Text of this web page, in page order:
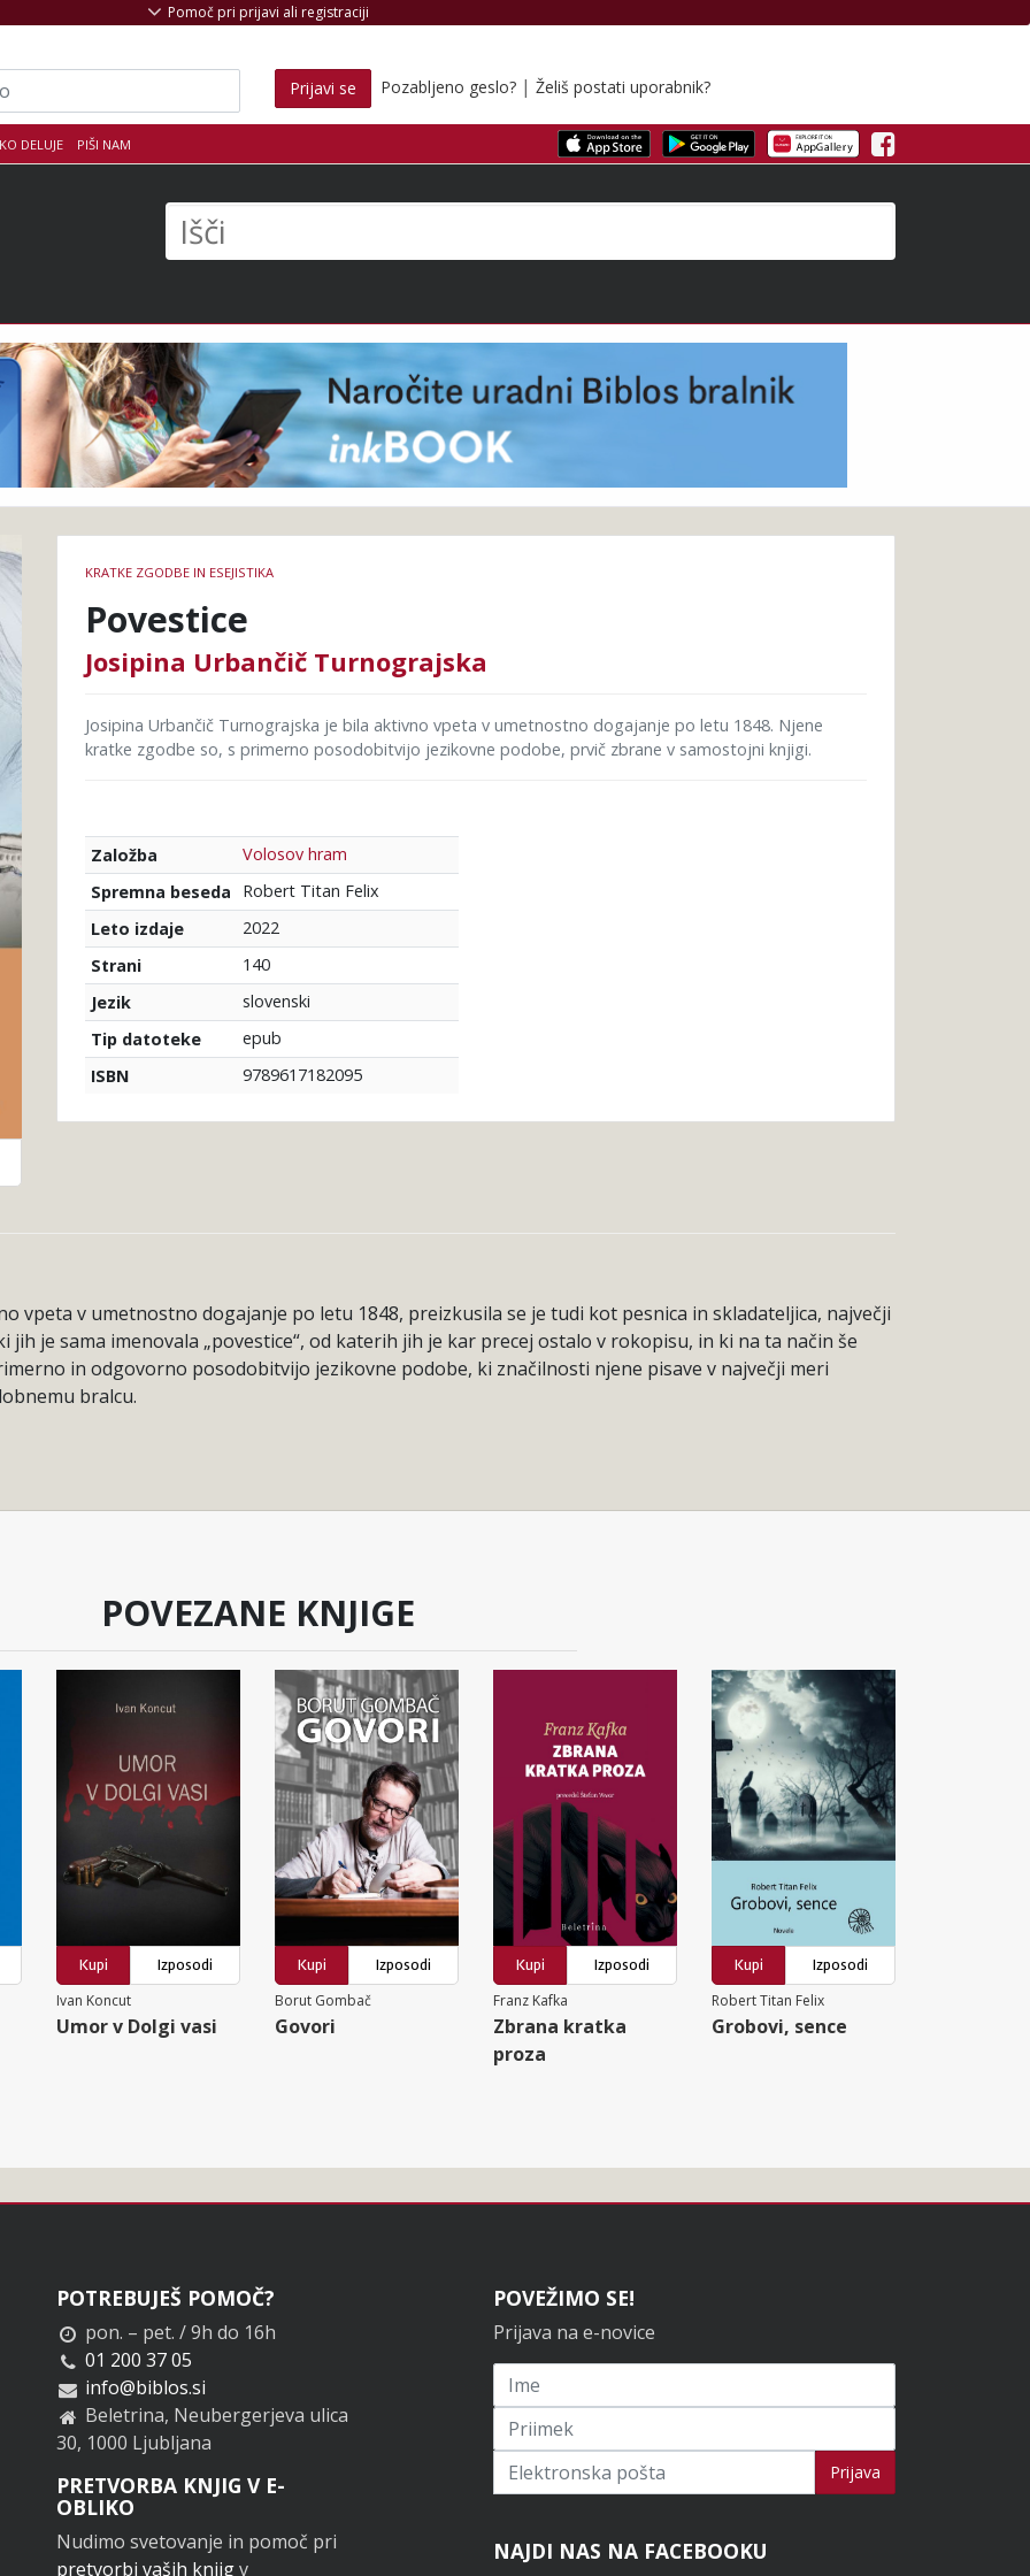
DELUJE PIŠI NAM Facebook
Pomoč pri prijavi ali registraciji
Prijavi se Pozabljeno geslo? | Želiš postati uporabnik?
knjige
KRATKE ZGODBE IN ESEJISTIKA
Povestice
Josipina Urbančič Turnograjska
Josipina Urbančič Turnograjska je bila aktivno vpeta v umetnostno dogajanje po letu 1848. Njene
kratke zgodbe so, s primerno posodobitvijo jezikovne podobe, prvič zbrane v samostojni knjigi.
Založba
Volosov hram
Spremna beseda
Robert Titan Felix
Leto izdaje
2022
Strani
140
Jezik
slovenski
Tip datoteke
epub
ISBN
9789617182095
vpeta v umetnostno dogajanje po letu 1848, preizkusila se je tudi kot pesnica in skladateljica, največji
je sama imenovala „povestice“, od katerih jih je kar precej ostalo v rokopisu, in ki na ta način še
in odgovorno posodobitvijo jezikovne podobe, ki značilnosti njene pisave v največji meri
bralcu.
POVEZANE KNJIGE
Kupi
Izposodi
Ivan Koncut
Umor v Dolgi vasi
Kupi
Izposodi
Borut Gombač
Govori
Kupi
Izposodi
Franz Kafka
Zbrana kratka
proza
Kupi
Izposodi
Robert Titan Felix
Grobovi, sence
POTREBUJEŠ POMOČ?
pon. – pet. / 9h do 16h
01 200 37 05
info@biblos.si
Beletrina, Neubergerjeva ulica
30, 1000 Ljubljana
PRETVORBA KNJIG V E-
OBLIKO
Nudimo svetovanje in pomoč pri
pretvorbi vaših knjigv
POVEŽIMO SE!
Prijava na e-novice
Prijavi se na novice Prijava
NAJDI NAS NA FACEBOOKU